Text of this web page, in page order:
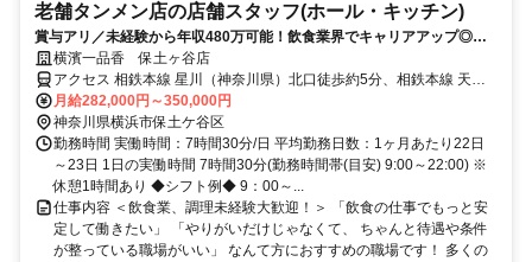
老舗タンメン店の店舗スタッフ(ホール・キッチン)
賞与アリ／未経験から年収480万可能！飲食業界でキャリアアップ◎マ
ネジメント初心者歓迎！”横浜”に根付いた働き方がしたい方大歓迎！
横濱一品香 保土ヶ谷店
アクセス 相鉄本線 星川（神奈川県）北口徒歩約5分、相鉄本線 天王
町YBP口徒歩約13分、相鉄本線 和田町南口徒歩約14分
月給282,000円～350,000円
神奈川県横浜市保土ケ谷区
勤務時間 実働時間：7時間30分/日 平均勤務日数：1ヶ月あたり22日
～23日 1日の実働時間 7時間30分(勤務時間帯(目安) 9:00～22:00) ※
休憩1時間あり ◆シフト例◆ 9：00～...
仕事内容 ＜飲食業、調理未経験大歓迎！＞ 「飲食の仕事でもっと安
定して働きたい」 「やりがいだけじゃなくて、 ちゃんと待遇や条件
が整っている職場がいい」 なんて方におすすめの職場です！ 多くの